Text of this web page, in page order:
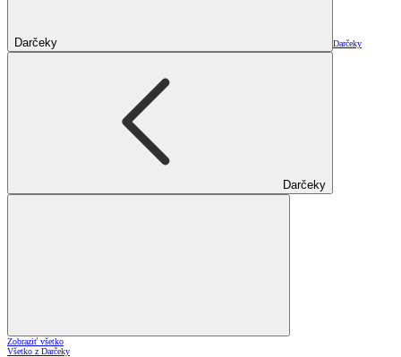
Darčeky Darčeky
Darčeky
Zobraziť všetko
Všetko z Darčeky